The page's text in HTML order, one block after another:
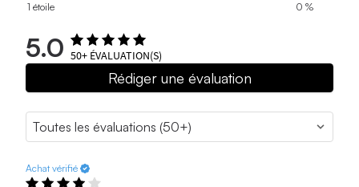
1 étoile
0 %
5.0 50+ ÉVALUATION(S)
Rédiger une évaluation
Achat vérifié